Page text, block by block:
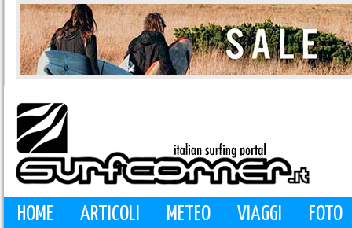
HOME ARTICOLI METEO VIAGGI FOTO